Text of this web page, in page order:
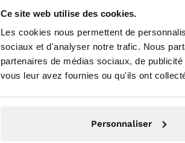
Ce site web utilise des cookies.
Les cookies nous permettent de
sociaux et d'analyser notre trafic. Nous
partenaires de médias sociaux, de
vous leur avez fournies ou qu'ils ont
Personnaliser
bonjour
Vous accédez au site depuis
Non, je